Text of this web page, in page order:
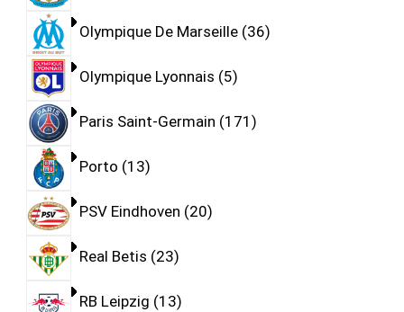
Olympique De Marseille 36
Olympique Lyonnais 5
Paris Saint-Germain 171
Porto 13
PSV Eindhoven 20
Real Betis 23
RB Leipzig 13